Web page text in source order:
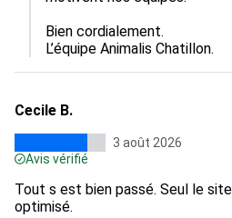
Bien cordialement.
L’équipe Animalis Chatillon.
Cecile B.
3 août 2026
Avis vérifié
Tout s est bien passé. Seul le
optimisé.